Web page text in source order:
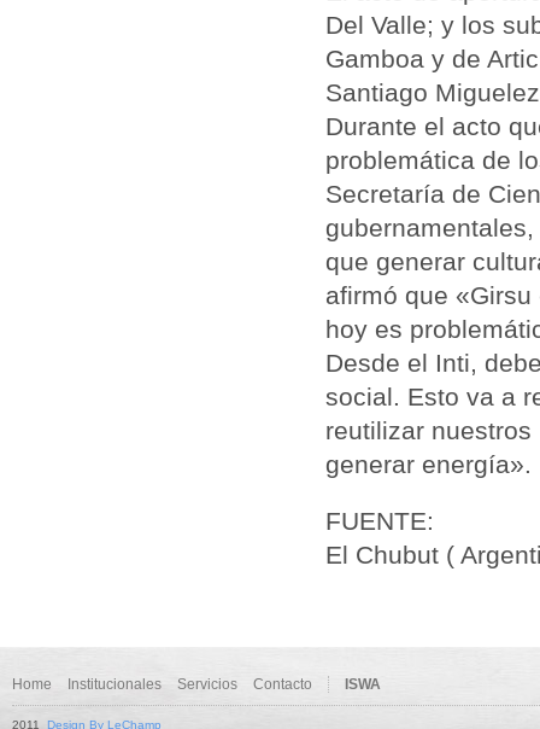
Del Valle; y los
Gamboa y de
Santiago
Durante el acto
problemática de
Secretaría de
que generar
afirmó que
hoy es
Desde el Inti,
social. Esto va a
reutilizar nuestros
generar energía».
FUENTE:
El Chubut (
Home Institucionales Servicios Contacto ISWA
2011 Design By LeChamp